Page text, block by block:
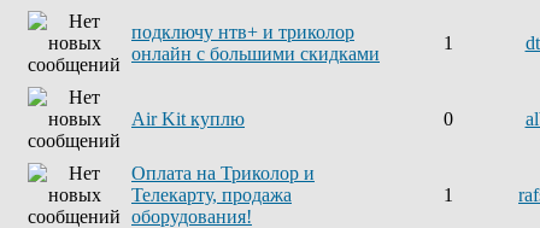
подключу нтв+ и триколор
онлайн с большими скидками
1
Air Kit куплю 0
Оплата на Триколор и
Телекарту, продажа
оборудования!
1